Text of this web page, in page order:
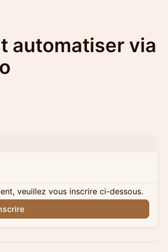
automatiser via
veuillez vous inscrire ci-dessous.